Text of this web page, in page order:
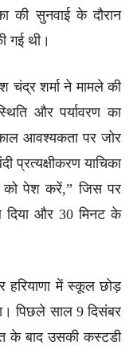
की सुनवाई के दौरान
गई थी।
चंद्र शर्मा ने मामले की
और पर्यावरण का
आवश्यकता पर जोर
प्रत्यक्षीकरण याचिका
पेश करें,” जिस पर
दिया और 30 मिनट के
हरियाणा में स्कूल छोड़
पिछले साल 9 दिसंबर
के बाद उसकी कस्टडी